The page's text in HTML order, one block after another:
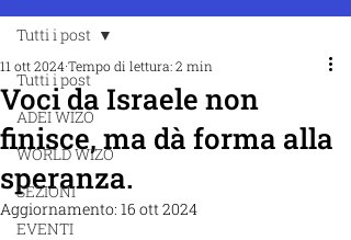
Tutti i post
ADEI WIZO
WORLD WIZO
SEZIONI
EVENTI
Tutti i post
Voci da Israele non
finisce, ma dà forma alla
speranza.
11 ott 2024Tempo di lettura: 2 min
Aggiornamento: 16 ott 2024